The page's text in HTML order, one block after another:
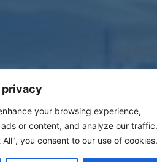
privacy
your browsing experience,
or content, and analyze our traffic.
you consent to our use of cookies.
Puerto Real Hoy es el